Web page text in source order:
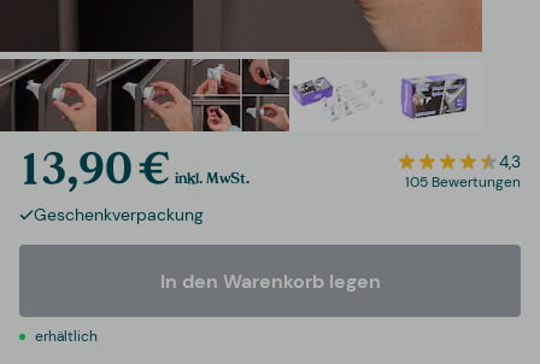
13,90 € inkl. MwSt.
4,3
105 Bewertungen
Geschenkverpackung
In den Warenkorb legen
erhältlich